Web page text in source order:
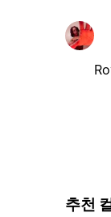
추천